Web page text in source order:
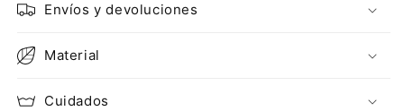
Envíos y devoluciones
Material
Cuidados